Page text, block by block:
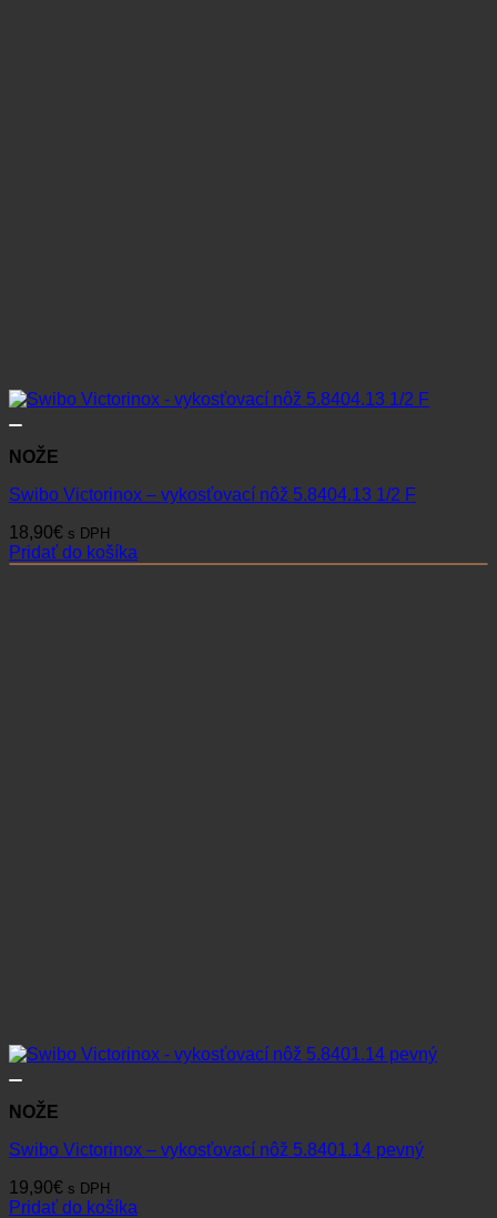
NOŽE
Swibo Victorinox – vykosťovací nôž 5.8404.13 1/2 F
18,90€ s DPH
Pridať do košíka
NOŽE
Swibo Victorinox – vykosťovací nôž 5.8401.14 pevný
19,90€ s DPH
Pridať do košíka